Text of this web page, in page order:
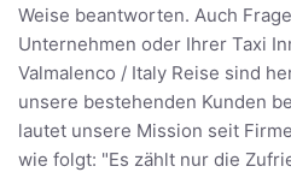
Weise beantworten. Auch
Unternehmen oder Ihrer Taxi
Valmalenco / Italy Reise sind
unsere bestehenden Kunden
lautet unsere Mission seit
wie folgt: "Es zählt nur die